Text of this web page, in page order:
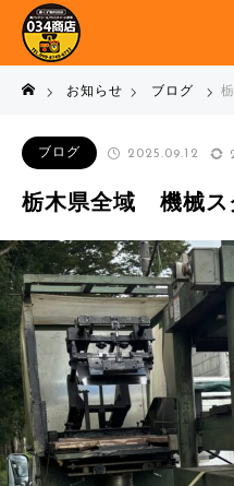
お知らせ ブログ
ブログ 2025.09.12
栃木県全域 機械